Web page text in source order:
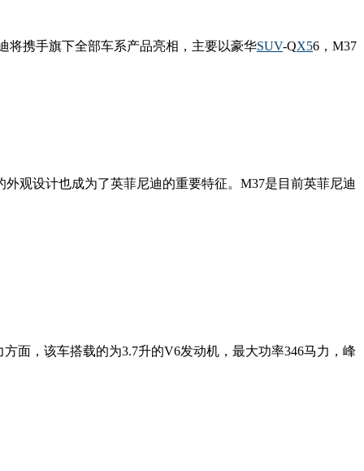
将携手旗下全部车系产品亮相，主要以豪华SUV-QX56，M37
观设计也成为了英菲尼迪的重要特征。M37是目前英菲尼迪
方面，该车搭载的为3.7升的V6发动机，最大功率346马力，峰